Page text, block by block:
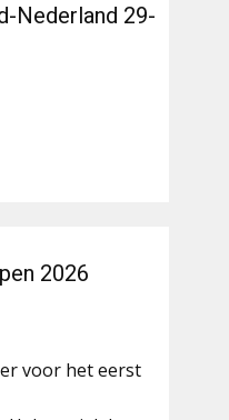
Nederland 29-
2026
voor het eerst